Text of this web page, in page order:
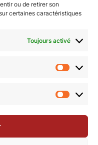
ou de retirer son
certaines caractéristiques
Toujours activé
|Mentions légales